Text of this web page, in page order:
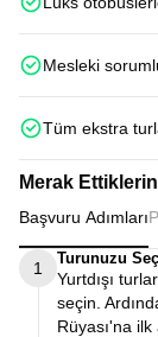
Mesleki
Tüm ekstra
Merak
Başvuru Adımları
1
Turunuzu
Yurtdışı
seçin.
Rüyası'na ilk